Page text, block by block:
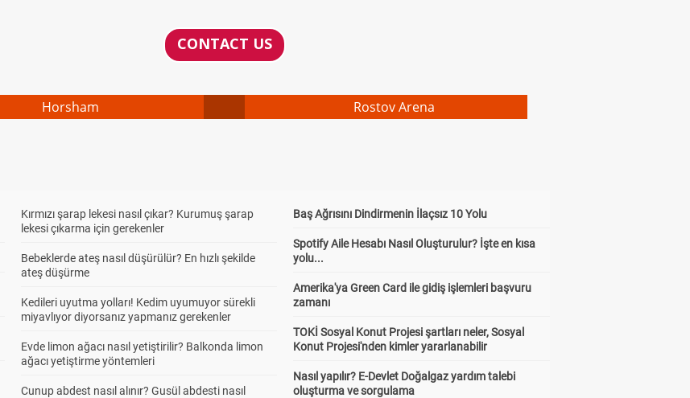
CONTACT US
Horsham Rostov Arena
Kırmızı şarap lekesi nasıl çıkar? Kurumuş şarap
lekesi çıkarma için gerekenler
Bebeklerde ateş nasıl düşürülür? En hızlı şekilde
ateş düşürme
Kedileri uyutma yolları! Kedim uyumuyor sürekli
miyavlıyor diyorsanız yapmanız gerekenler
Evde limon ağacı nasıl yetiştirilir? Balkonda limon
ağacı yetiştirme yöntemleri
Cunup abdest nasıl alınır? Gusül abdesti nasıl
Baş Ağrısını Dindirmenin İlaçsız 10 Yolu
Spotify Aile Hesabı Nasıl Oluşturulur? İşte en kısa
yolu...
Amerika'ya Green Card ile gidiş işlemleri başvuru
zamanı
TOKİ Sosyal Konut Projesi şartları neler, Sosyal
Konut Projesi'nden kimler yararlanabilir
Nasıl yapılır? E-Devlet Doğalgaz yardım talebi
oluşturma ve sorgulama